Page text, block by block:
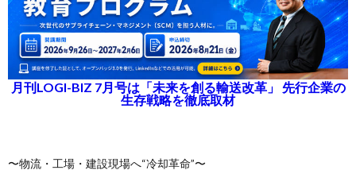
月刊LOGI-BIZ 7月号は「未来を創る輸送改革」 先行企業の
生存戦略を徹底取材
〜物流・工場・建設現場へ“冷却革命”〜